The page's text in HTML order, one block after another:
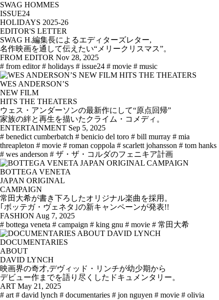
SWAG HOMMES
ISSUE24
HOLIDAYS 2025-26
EDITOR'S LETTER
SWAG H.編集長によるエディターズレター,
名作映画を通して伝えたい“メリークリスマス”。
FROM EDITOR Nov 28, 2025
# from editor # holidays # issue24 # movie # music
WES ANDERSON’S
NEW FILM
HITS THE THEATERS
ウェス・アンダーソンの最新作にして“原点回帰”
家族の絆と再生を描いたクライム・コメディ。
ENTERTAINMENT Sep 5, 2025
# benedict cumberbatch # benicio del toro # bill murray # mia
threapleton # movie # roman coppola # scarlett johansson # tom hanks
# wes anderson # ザ・ザ・コルダのフェニキア計画
BOTTEGA VENETA
JAPAN ORIGINAL
CAMPAIGN
常田大希が書き下ろしたオリジナル楽曲を採用。
｢ボッテガ・ヴェネタ｣の新キャンペーンが発表!!
FASHION Aug 7, 2025
# bottega veneta # campaign # king gnu # movie # 常田大希
DOCUMENTARIES
ABOUT
DAVID LYNCH
映画界の奇才,デヴィッド・リンチが幼少期から
デビュー作までを語り尽くしたドキュメンタリー。
ART May 21, 2025
# art # david lynch # documentaries # jon nguyen # movie # olivia